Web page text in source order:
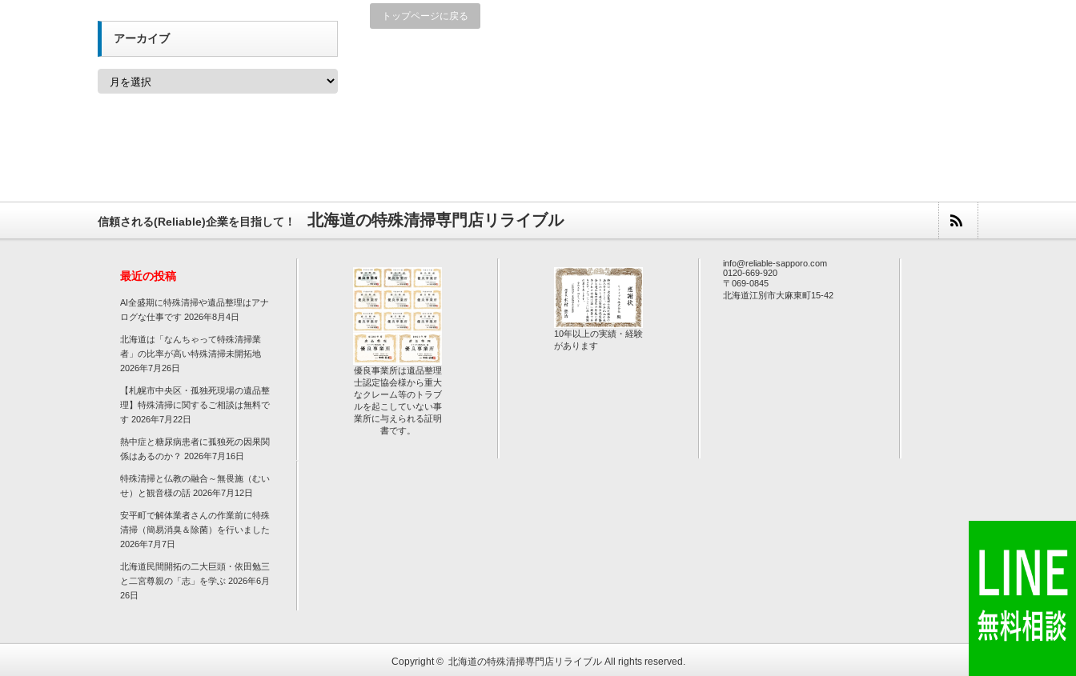
トップページに戻る
アーカイブ
信頼される(Reliable)企業を目指して！ 北海道の特殊清掃専門店リライブル
最近の投稿
AI全盛期に特殊清掃や遺品整理はアナ
ログな仕事です 2026年8月4日
北海道は「なんちゃって特殊清掃業
者」の比率が高い特殊清掃未開拓地
2026年7月26日
【札幌市中央区・孤独死現場の遺品整
理】特殊清掃に関するご相談は無料で
す 2026年7月22日
熱中症と糖尿病患者に孤独死の因果関
係はあるのか？ 2026年7月16日
特殊清掃と仏教の融合～無畏施（むい
せ）と観音様の話 2026年7月12日
安平町で解体業者さんの作業前に特殊
清掃（簡易消臭＆除菌）を行いました
2026年7月7日
北海道民間開拓の二大巨頭・依田勉三
と二宮尊親の「志」を学ぶ 2026年6月
26日
優良事業所は遺品整理
士認定協会様から重大
なクレーム等のトラブ
ルを起こしていない事
業所に与えられる証明
書です。
10年以上の実績・経験
があります
info@reliable-sapporo.com
0120-669-920
〒069-0845
北海道江別市大麻東町15-42
Copyright © 北海道の特殊清掃専門店リライブルAll rights reserved.